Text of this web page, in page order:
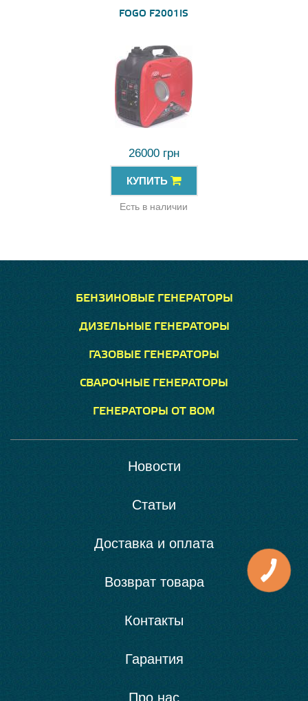
FOGO F2001IS
26000 грн
КУПИТЬ
Есть в наличии
БЕНЗИНОВЫЕ ГЕНЕРАТОРЫ
ДИЗЕЛЬНЫЕ ГЕНЕРАТОРЫ
ГАЗОВЫЕ ГЕНЕРАТОРЫ
СВАРОЧНЫЕ ГЕНЕРАТОРЫ
ГЕНЕРАТОРЫ ОТ ВОМ
Новости
Статьи
Доставка и оплата
Возврат товара
Контакты
Гарантия
Про нас